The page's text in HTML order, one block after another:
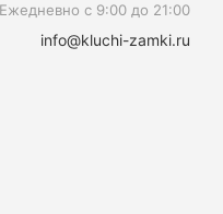
Ежедневно c 9:00 до 21:00
info@kluchi-zamki.ru